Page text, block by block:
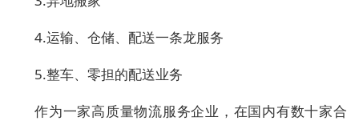
4.运输、仓储、配送一条龙服务
5.整车、零担的配送业务
作为一家高质量物流服务企业，在国内有数十家合